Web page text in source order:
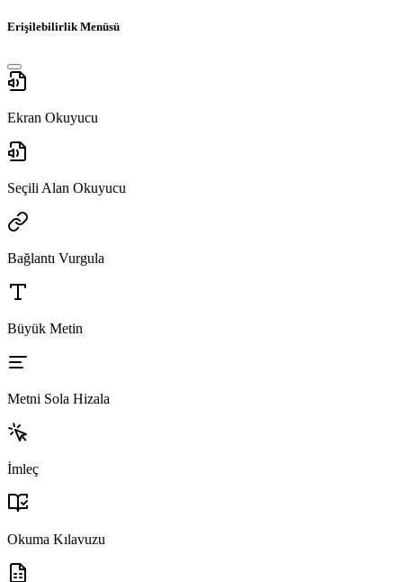
Erişilebilirlik Menüsü
Ekran Okuyucu
Seçili Alan Okuyucu
Bağlantı Vurgula
Büyük Metin
Metni Sola Hizala
İmleç
Okuma Kılavuzu